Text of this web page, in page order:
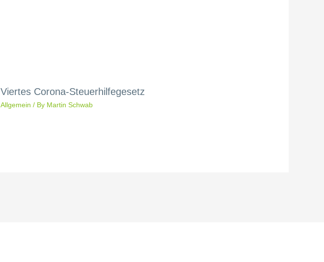
Viertes Corona-Steuerhilfegesetz
Allgemein / By Martin Schwab